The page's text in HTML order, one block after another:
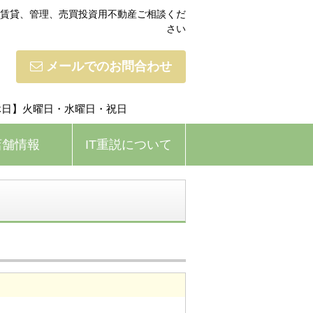
貸、管理、売買投資用不動産ご相談くだ
さい
メールでのお問合わせ
】火曜日・水曜日・祝日
情報 IT重説について